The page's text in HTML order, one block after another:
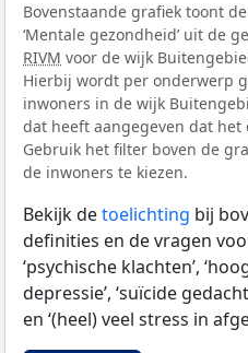
Bovenstaande grafiek toont
‘Mentale gezondheid’ uit de
RIVM voor de wijk
Hierbij wordt per onderwerp
inwoners in de wijk
dat heeft aangegeven dat
Gebruik het filter boven de
de inwoners te kiezen.
Bekijk detoelichting bij
definities en de vragen
‘psychische klachten’,
depressie’, ‘suïcide
en ‘(heel) veel stress in